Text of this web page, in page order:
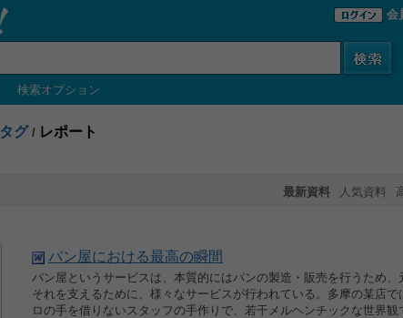
検索オプション
会
タグ / レポート
最新資料 人気資料
パン屋における最高の瞬間
パン屋というサービスは、本質的にはパンの製造・販売を行うため、
それを支えるために、様々なサービスが行われている。多摩の某店
ロの手を借りないスタッフの手作りで、若干メルヘンチックな世界